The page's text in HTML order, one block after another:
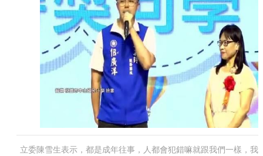
立委陳雪生表示，都是成年往事，人都會犯錯嘛就跟我們一樣，我